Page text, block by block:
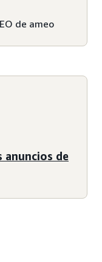
de ameo
anuncios de